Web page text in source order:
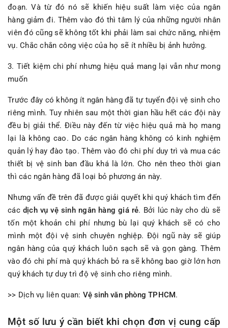
đoạn. Và từ đó nó sẽ khiến hiệu suất làm việc của ngân
hàng giảm đi. Thêm vào đó thì tâm lý của những người nhân
viên đó cũng sẽ không tốt khi phải làm sai chức năng, nhiệm
vụ. Chắc chắn công việc của họ sẽ ít nhiều bị ảnh hưởng.
3. Tiết kiệm chi phí nhưng hiệu quả mang lại vẫn như mong
muốn
Trước đây có không ít ngân hàng đã tự tuyển đội vệ sinh cho
riêng mình. Tuy nhiên sau một thời gian hầu hết các đội này
đều bị giải thể. Điều này đến từ việc hiệu quả mà họ mang
lại là không cao. Do các ngân hàng không có kinh nghiệm
quản lý hay đào tạo. Thêm vào đó chi phí duy trì và mua các
thiết bị vệ sinh ban đầu khá là lớn. Cho nên theo thời gian
thì các ngân hàng đã loại bỏ phương án này.
Nhưng vấn đề trên đã được giải quyết khi quý khách tìm đến
các dịch vụ vệ sinh ngân hàng giá rẻ. Bởi lúc này cho dù sẽ
tốn một khoản chi phí nhưng bù lại quý khách sẽ có cho
mình một đội vệ sinh chuyên nghiệp. Đội ngũ này sẽ giúp
ngân hàng của quý khách luôn sạch sẽ và gọn gàng. Thêm
vào đó chi phí mà quý khách bỏ ra sẽ không bao giờ lớn hơn
quý khách tự duy trì độ vệ sinh cho riêng mình.
>> Dịch vụ liên quan: Vệ sinh văn phòng TPHCM.
Một số lưu ý cần biết khi chọn đơn vị cung cấp